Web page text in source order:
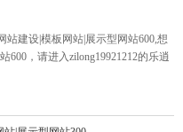
建设|模板网站|展示型网站600,想
600，请进入zilong19921212的乐逍